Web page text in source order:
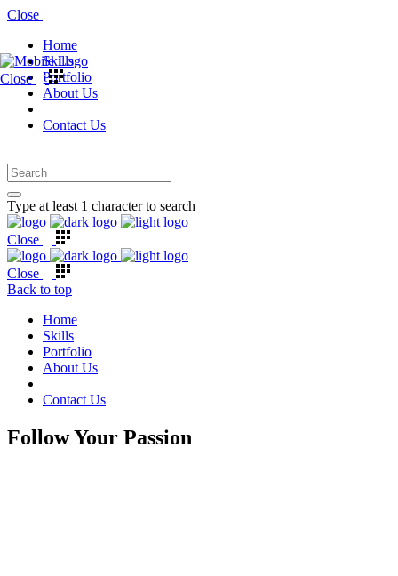
Close
Home
Skills
Portfolio
About Us
Contact Us
Type at least 1 character to search
Close
Close
Close
Back to top
Home
Skills
Portfolio
About Us
Contact Us
Follow Your Passion